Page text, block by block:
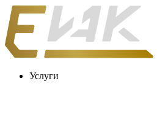
Услуги